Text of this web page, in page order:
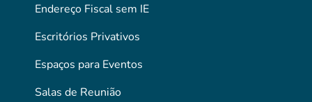
Endereço Fiscal sem IE
Escritórios Privativos
Espaços para Eventos
Salas de Reunião